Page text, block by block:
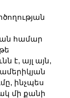
համար
է, այլ այն,
ինչպես
մի քանի